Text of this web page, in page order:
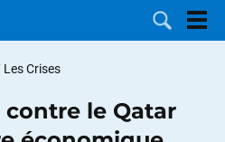
Les Crises
contre le Qatar